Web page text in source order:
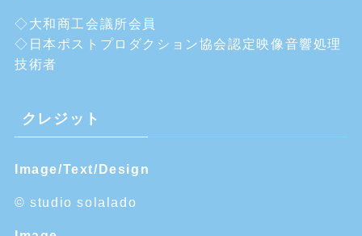
◇大和商工会議所会員
◇日本ポストプロダクション協会認定映像音響処理
技術者
クレジット
Image/Text/Design
© studio solalado